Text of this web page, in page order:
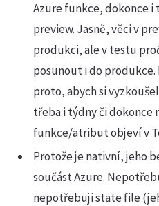
Azure funkce, dokonce i
preview. Jasně, věci v
produkci, ale v testu
posunout i do
proto, abych si
třeba i týdny či dokonce
funkce/atribut objeví v
Protože je nativní, jeho
součást Azure.
nepotřebuji state file